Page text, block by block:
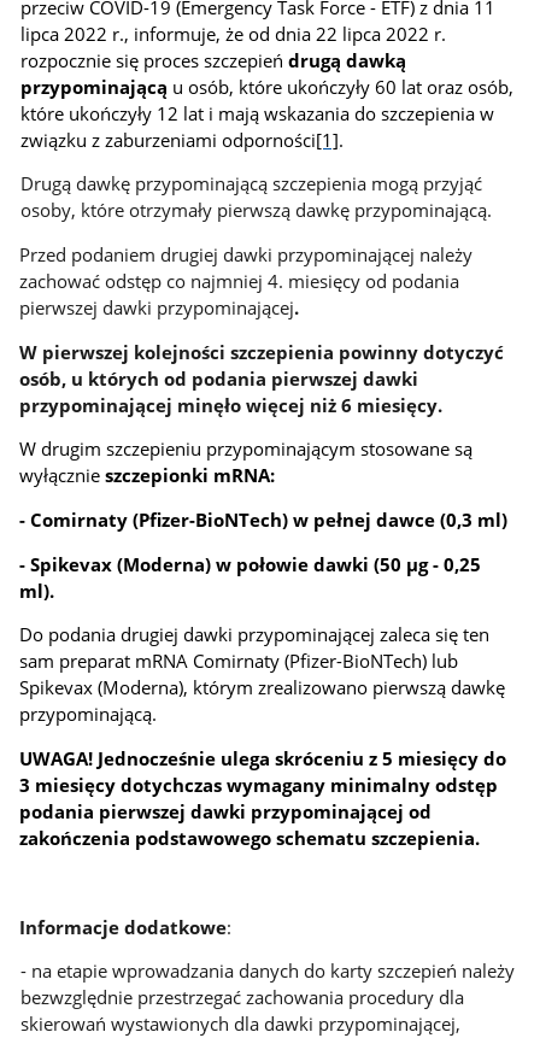
przeciw COVID-19 (Emergency Task Force - ETF) z dnia 11
lipca 2022 r., informuje, że od dnia 22 lipca 2022 r.
rozpocznie się proces szczepieńdrugą dawką
przypominającą u osób, które ukończyły 60 lat oraz osób,
które ukończyły 12 lat i mają wskazania do szczepienia w
związku z zaburzeniami odporności[1].
Drugą dawkę przypominającą szczepienia mogą przyjąć
osoby, które otrzymały pierwszą dawkę przypominającą.
Przed podaniem drugiej dawki przypominającej należy
zachować odstęp co najmniej 4. miesięcy od podania
pierwszej dawki przypominającej.
W pierwszej kolejności szczepienia powinny dotyczyć
osób, u których od podania pierwszej dawki
przypominającej minęło więcej niż 6 miesięcy.
W drugim szczepieniu przypominającym stosowane są
wyłącznieszczepionki mRNA:
- Comirnaty (Pfizer-BioNTech) w pełnej dawce (0,3 ml)
- Spikevax (Moderna) w połowie dawki (50 µg - 0,25
ml).
Do podania drugiej dawki przypominającej zaleca się ten
sam preparat mRNA Comirnaty (Pfizer-BioNTech) lub
Spikevax (Moderna), którym zrealizowano pierwszą dawkę
przypominającą.
UWAGA! Jednocześnie ulega skróceniu z 5 miesięcy do
3 miesięcy dotychczas wymagany minimalny odstęp
podania pierwszej dawki przypominającej od
zakończenia podstawowego schematu szczepienia.
Informacje dodatkowe:
- na etapie wprowadzania danych do karty szczepień należy
bezwzględnie przestrzegać zachowania procedury dla
skierowań wystawionych dla dawki przypominającej,